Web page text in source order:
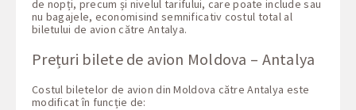
de nopți, precum și nivelul tarifului, care poate include sau
nu bagajele, economisind semnificativ costul total al
biletului de avion către Antalya.
Prețuri bilete de avion Moldova – Antalya
Costul biletelor de avion din Moldova către Antalya este
modificat în funcție de: